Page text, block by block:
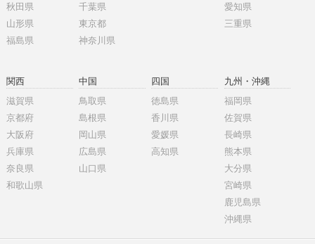
秋田県
山形県
福島県
千葉県
東京都
神奈川県
愛知県
三重県
関西
滋賀県
京都府
大阪府
兵庫県
奈良県
和歌山県
中国
鳥取県
島根県
岡山県
広島県
山口県
四国
徳島県
香川県
愛媛県
高知県
九州・沖縄
福岡県
佐賀県
長崎県
熊本県
大分県
宮崎県
鹿児島県
沖縄県